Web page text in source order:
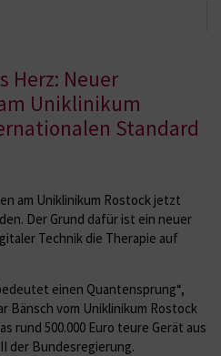
Herz: Neuer
Uniklinikum
Standard
am Uniklinikum Rostock jetzt
Der Grund dafür ist ein neuer
Technik die Therapie auf
einen Quantensprung“,
Bänsch vom Uniklinikum Rostock
rund 500.000 Euro teure Gerät aus
der Bundesregierung.